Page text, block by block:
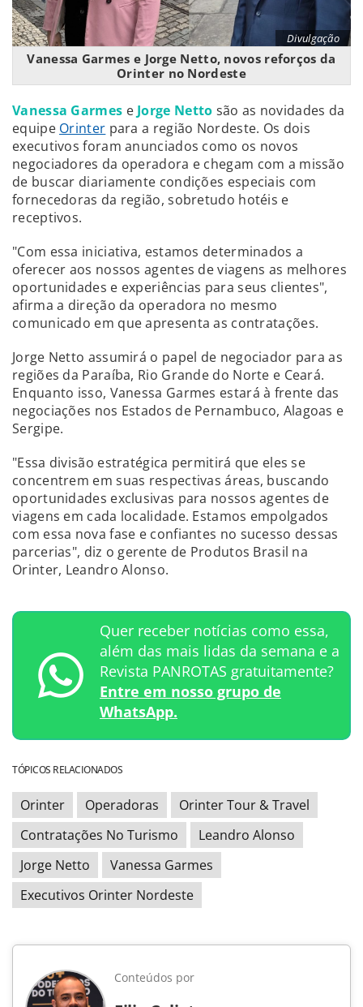
Divulgação
Vanessa Garmes e Jorge Netto, novos reforços da
Orinter no Nordeste
Vanessa Garmes e Jorge Netto são as novidades da
equipe Orinter para a região Nordeste. Os dois
executivos foram anunciados como os novos
negociadores da operadora e chegam com a missão
de buscar diariamente condições especiais com
fornecedoras da região, sobretudo hotéis e
receptivos.
"Com essa iniciativa, estamos determinados a
oferecer aos nossos agentes de viagens as melhores
oportunidades e experiências para seus clientes",
afirma a direção da operadora no mesmo
comunicado em que apresenta as contratações.
Jorge Netto assumirá o papel de negociador para as
regiões da Paraíba, Rio Grande do Norte e Ceará.
Enquanto isso, Vanessa Garmes estará à frente das
negociações nos Estados de Pernambuco, Alagoas e
Sergipe.
"Essa divisão estratégica permitirá que eles se
concentrem em suas respectivas áreas, buscando
oportunidades exclusivas para nossos agentes de
viagens em cada localidade. Estamos empolgados
com essa nova fase e confiantes no sucesso dessas
parcerias", diz o gerente de Produtos Brasil na
Orinter, Leandro Alonso.
Quer receber notícias como essa,
além das mais lidas da semana e a
Revista PANROTAS gratuitamente?
Entre em nosso grupo de
WhatsApp.
TÓPICOS RELACIONADOS
Orinter Operadoras
Orinter Tour & Travel
Contratações No Turismo
Leandro Alonso
Jorge Netto
Vanessa Garmes
Executivos Orinter Nordeste
Conteúdos por